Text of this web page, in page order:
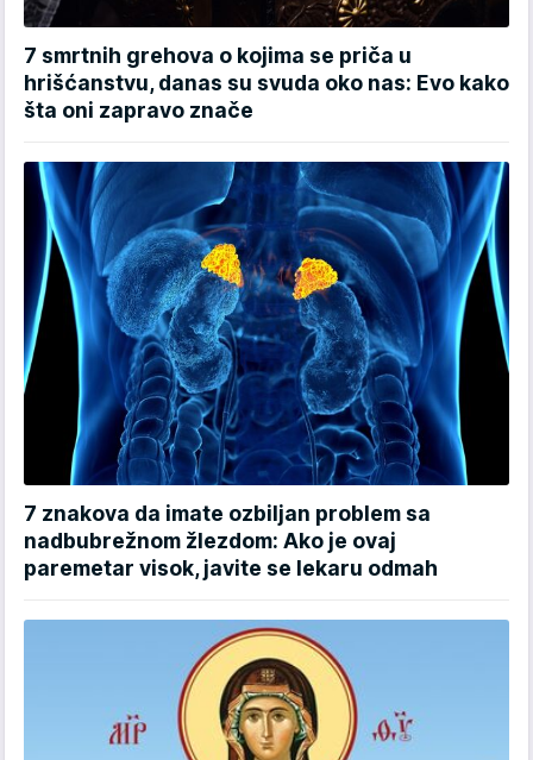
7 smrtnih grehova o kojima se priča u
hrišćanstvu, danas su svuda oko nas: Evo kako
šta oni zapravo znače
7 znakova da imate ozbiljan problem sa
nadbubrežnom žlezdom: Ako je ovaj
paremetar visok, javite se lekaru odmah